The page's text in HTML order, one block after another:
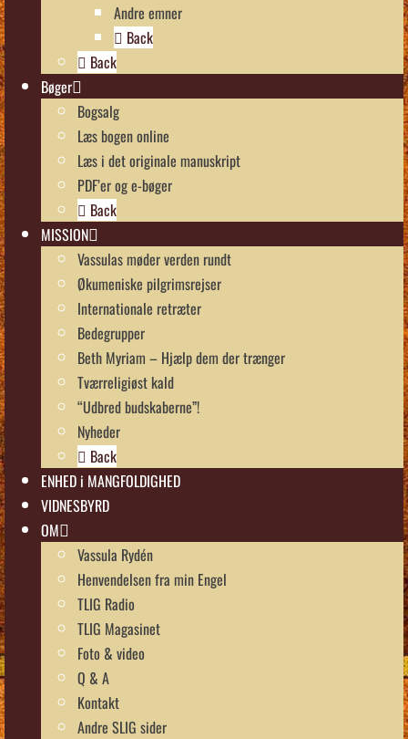
Andre emner
Back
Back
Bøger
Bogsalg
Læs bogen online
Læs i det originale manuskript
PDF’er og e-bøger
Back
MISSION
Vassulas møder verden rundt
Økumeniske pilgrimsrejser
Internationale retræter
Bedegrupper
Beth Myriam – Hjælp dem der trænger
Tværreligiøst kald
“Udbred budskaberne”!
Nyheder
Back
ENHED i MANGFOLDIGHED
VIDNESBYRD
OM
Vassula Rydén
Henvendelsen fra min Engel
TLIG Radio
TLIG Magasinet
Foto & video
Q & A
Kontakt
Andre SLIG sider